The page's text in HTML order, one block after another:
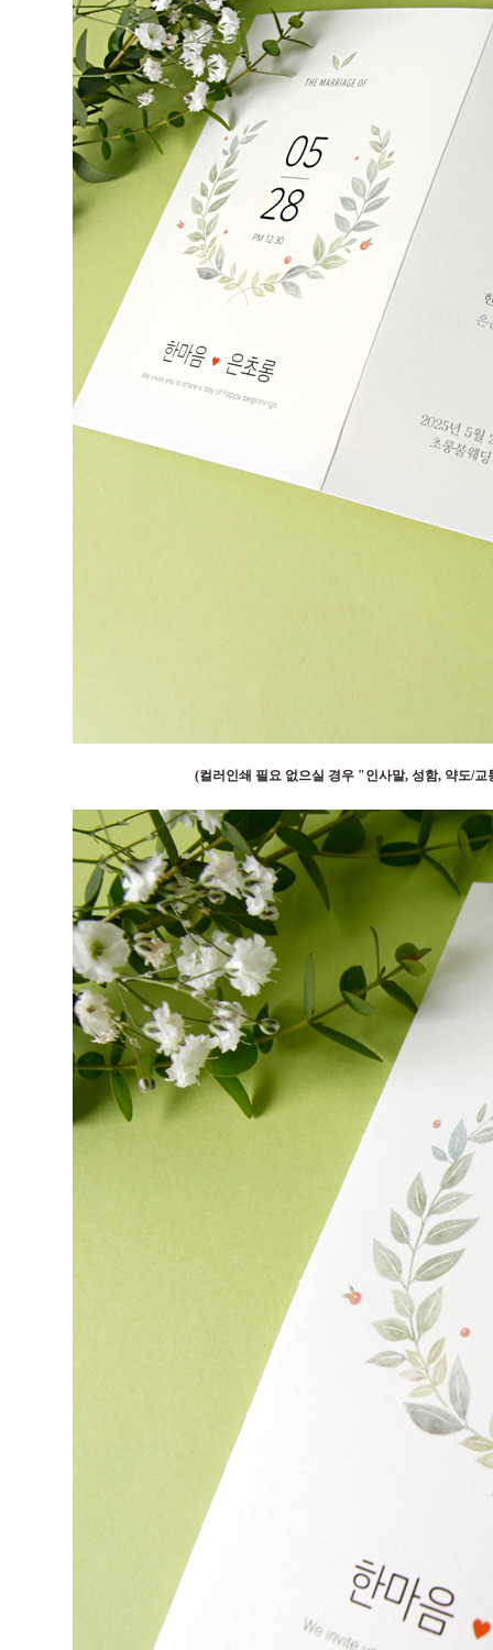
(컬러인쇄 필요 없으실 경우 "인사말, 성함, 약도/